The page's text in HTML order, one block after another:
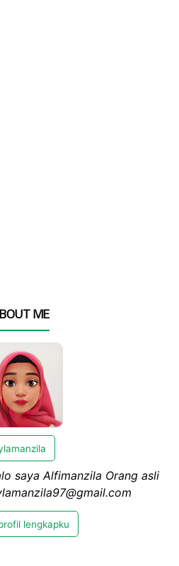
ME
saya Alfimanzila Orang asli
lengkapku